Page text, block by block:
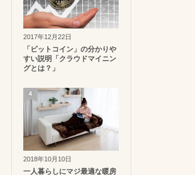
2017年12月22日
「ビットコイン」の分かりや
すい説明「クラウドマイニン
グとは？」
2018年10月10日
一人暮らしにマジ最適な暖房
4